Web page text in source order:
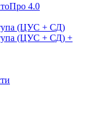
4.0
(ЦУС + СД)
(ЦУС + СД) +